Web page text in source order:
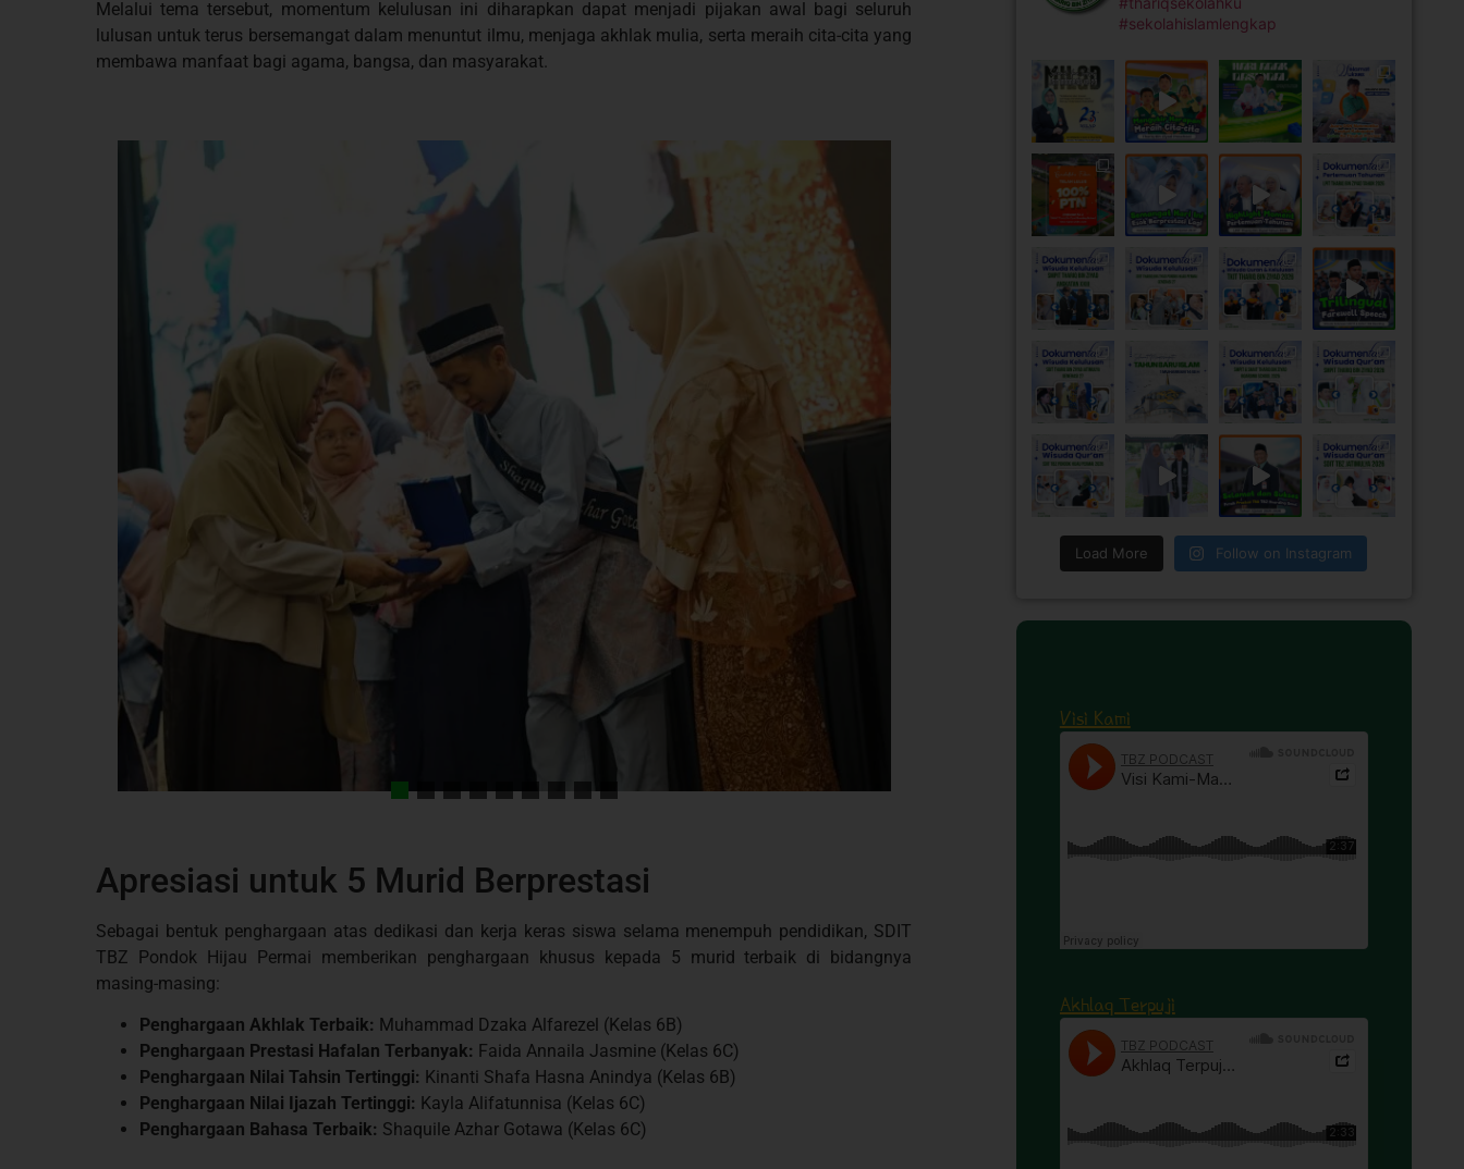
Melalui tema tersebut, momentum kelulusan ini diharapkan dapat menjadi pijakan awal bagi seluruh
lulusan untuk terus bersemangat dalam menuntut ilmu, menjaga akhlak mulia, serta meraih cita-cita yang
membawa manfaat bagi agama, bangsa, dan masyarakat.
Apresiasi untuk 5 Murid Berprestasi
Sebagai bentuk penghargaan atas dedikasi dan kerja keras siswa selama menempuh pendidikan, SDIT
TBZ Pondok Hijau Permai memberikan penghargaan khusus kepada 5 murid terbaik di bidangnya
masing-masing:
Penghargaan Akhlak Terbaik: Muhammad Dzaka Alfarezel (Kelas 6B)
Penghargaan Prestasi Hafalan Terbanyak: Faida Annaila Jasmine (Kelas 6C)
Penghargaan Nilai Tahsin Tertinggi: Kinanti Shafa Hasna Anindya (Kelas 6B)
Penghargaan Nilai Ijazah Tertinggi: Kayla Alifatunnisa (Kelas 6C)
Penghargaan Bahasa Terbaik: Shaquile Azhar Gotawa (Kelas 6C)
#sekolahislamlengkap
Load More Follow on Instagram
Visi Kami
Akhlaq Terpuji